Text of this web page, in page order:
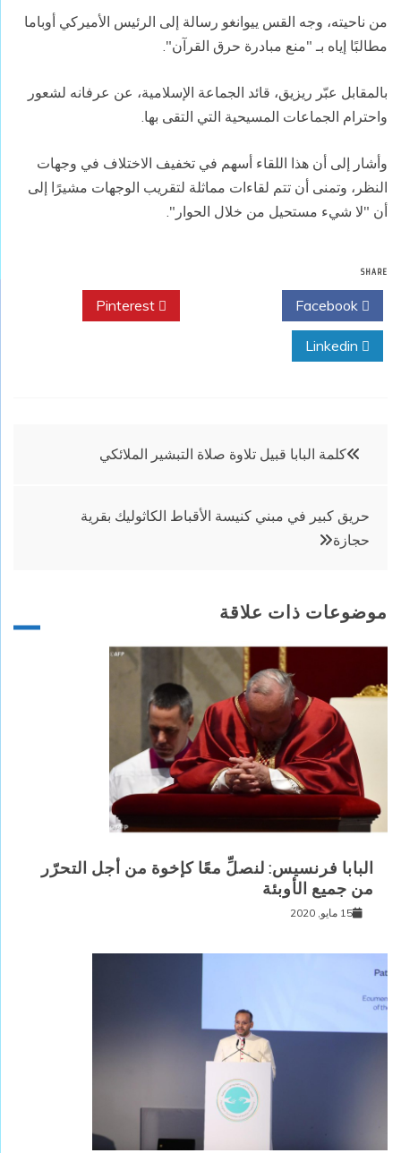
من ناحيته، وجه القس ييوانغو رسالة إلى الرئيس الأميركي أوباما
مطالبًا إياه بـ "منع مبادرة حرق القرآن".
بالمقابل عبّر ريزيق، قائد الجماعة الإسلامية، عن عرفانه لشعور
واحترام الجماعات المسيحية التي التقى بها.
وأشار إلى أن هذا اللقاء أسهم في تخفيف الاختلاف في وجهات
النظر، وتمنى أن تتم لقاءات مماثلة لتقريب الوجهات مشيرًا إلى
أن "لا شيء مستحيل من خلال الحوار".
SHARE
تصفّح
كلمة البابا قبيل تلاوة صلاة التبشير الملائكي
حريق كبير في مبني كنيسة الأقباط الكاثوليك بقرية
حجازة
موضوعات ذات علاقة
البابا فرنسيس: لنصلِّ معًا كإخوة من أجل التحرّر
من جميع الأوبئة
15 مايو, 2020